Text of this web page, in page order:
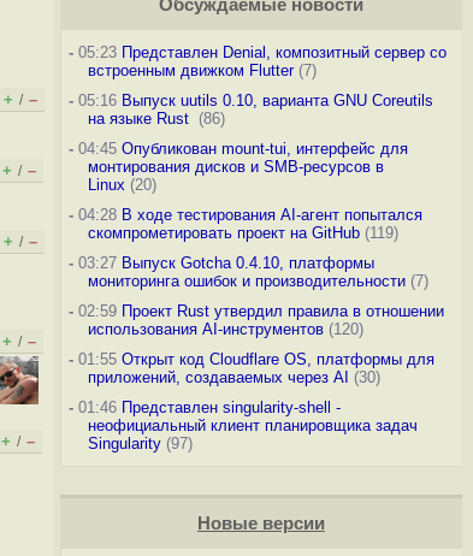
+ / –
+ / –
+ / –
+ / –
+ / –
Обсуждаемые новости
-05:23 Представлен Denial, композитный сервер со
встроенным движком Flutter(7)
-05:16 Выпуск uutils 0.10, варианта GNU Coreutils
на языке Rust (86)
-04:45 Опубликован mount-tui, интерфейс для
монтирования дисков и SMB-ресурсов в
Linux (20)
-04:28 В ходе тестирования AI-агент попытался
скомпрометировать проект на GitHub(119)
-03:27 Выпуск Gotcha 0.4.10, платформы
мониторинга ошибок и производительности(7)
-02:59 Проект Rust утвердил правила в отношении
использования AI-инструментов(120)
-01:55 Открыт код Cloudflare OS, платформы для
приложений, создаваемых через AI (30)
-01:46 Представлен singularity-shell -
неофициальный клиент планировщика задач
Singularity(97)
Новые версии